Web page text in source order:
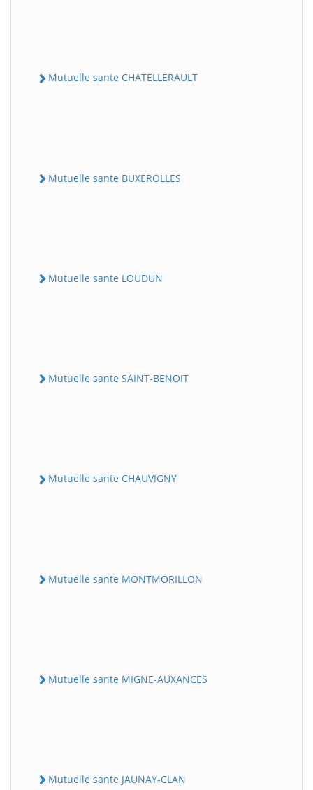
Mutuelle sante CHATELLERAULT
Mutuelle sante BUXEROLLES
Mutuelle sante LOUDUN
Mutuelle sante SAINT-BENOIT
Mutuelle sante CHAUVIGNY
Mutuelle sante MONTMORILLON
Mutuelle sante MIGNE-AUXANCES
Mutuelle sante JAUNAY-CLAN